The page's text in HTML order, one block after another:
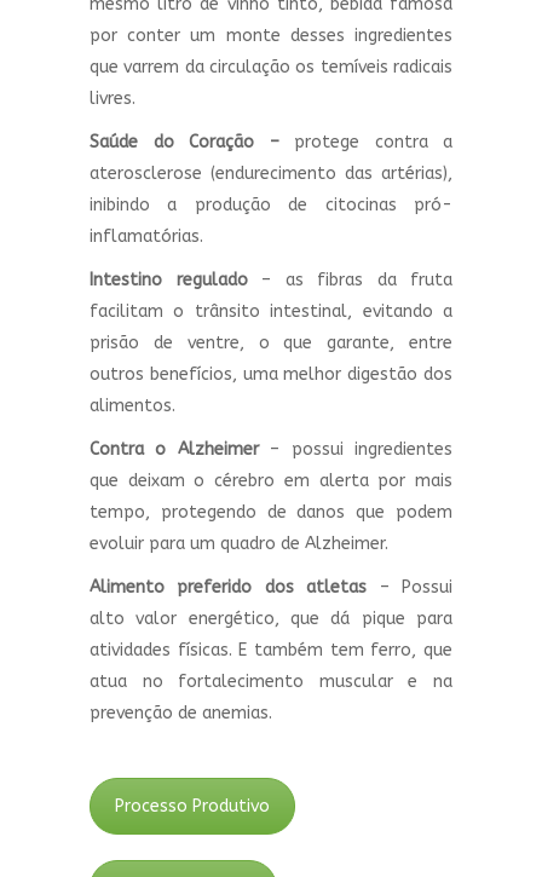
por conter um monte desses ingredientes
que varrem da circulação os temíveis radicais
livres.
Saúde do Coração – protege contra a
aterosclerose (endurecimento das artérias),
inibindo a produção de citocinas pró-
inflamatórias.
Intestino regulado– as fibras da fruta
facilitam o trânsito intestinal, evitando a
prisão de ventre, o que garante, entre
outros benefícios, uma melhor digestão dos
alimentos.
Contra o Alzheimer– possui ingredientes
que deixam o cérebro em alerta por mais
tempo, protegendo de danos que podem
evoluir para um quadro de Alzheimer.
Alimento preferido dos atletas – Possui
alto valor energético, que dá pique para
atividades físicas. E também tem ferro, que
atua no fortalecimento muscular e na
prevenção de anemias.
Processo Produtivo